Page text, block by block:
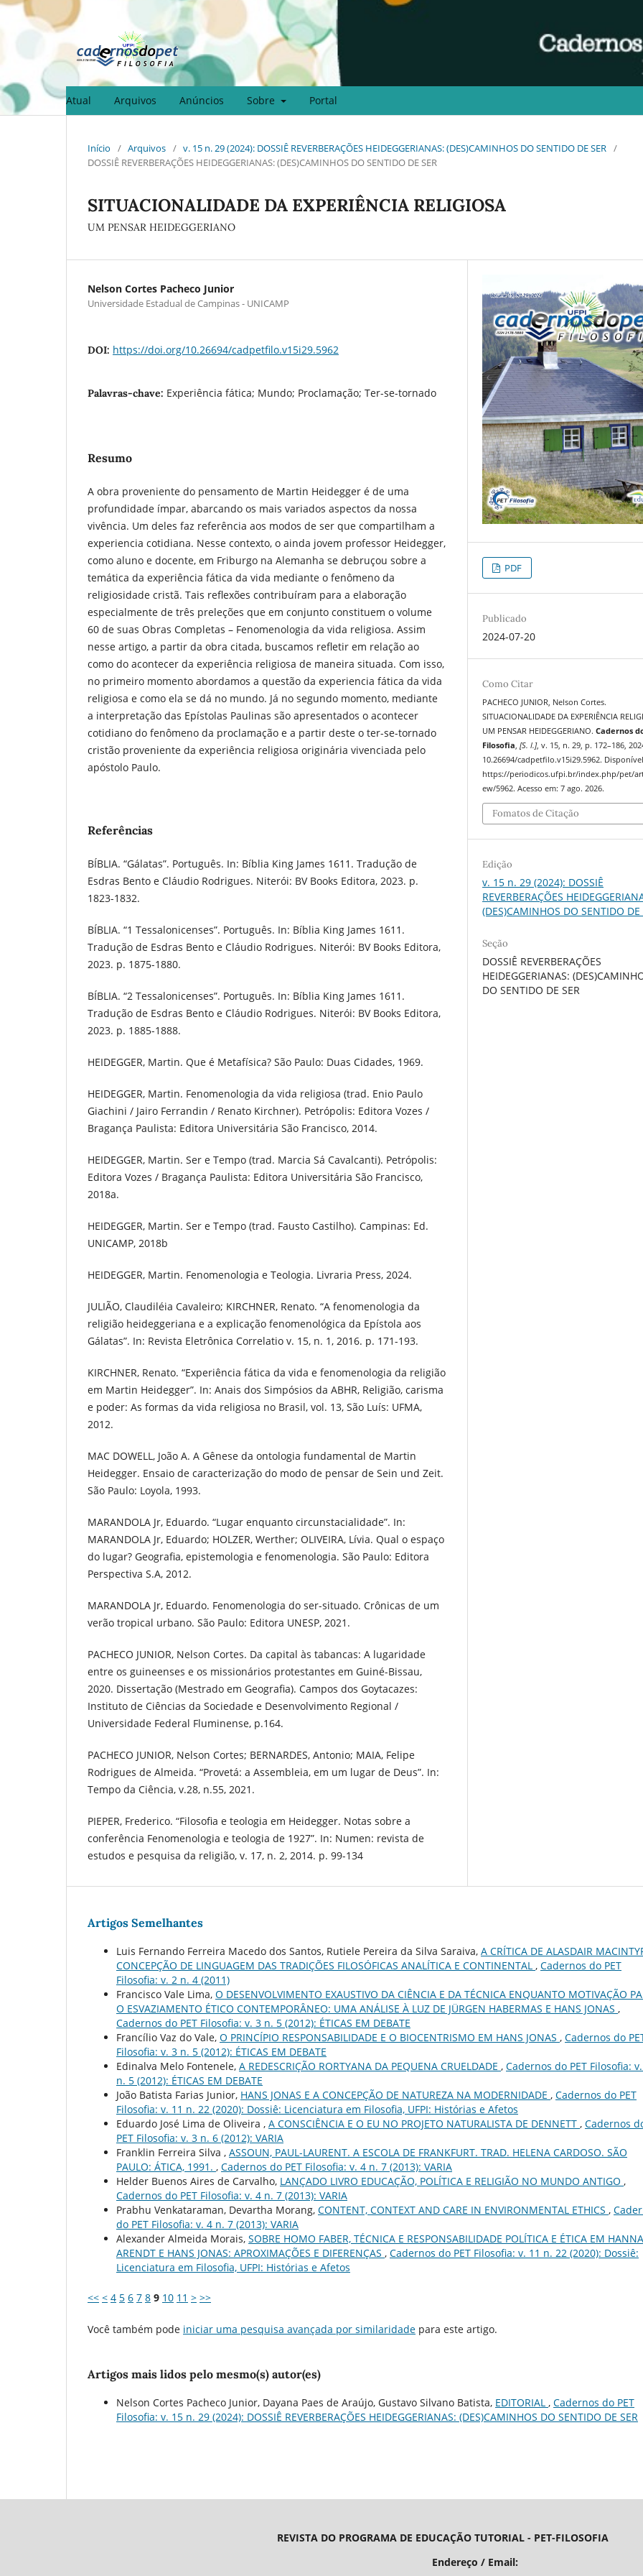
Atual Arquivos Anúncios Sobre Portal
Início / Arquivos / v. 15 n. 29 (2024): DOSSIÊ REVERBERAÇÕES HEIDEGGERIANAS: (DES)CAMINHOS DO SENTIDO DE SER /
DOSSIÊ REVERBERAÇÕES HEIDEGGERIANAS: (DES)CAMINHOS DO SENTIDO DE SER
SITUACIONALIDADE DA EXPERIÊNCIA RELIGIOSA
UM PENSAR HEIDEGGERIANO
Nelson Cortes Pacheco Junior
Universidade Estadual de Campinas - UNICAMP
DOI: https://doi.org/10.26694/cadpetfilo.v15i29.5962
Palavras-chave: Experiência fática; Mundo; Proclamação; Ter-se-tornado
Resumo
A obra proveniente do pensamento de Martin Heidegger é de uma
profundidade ímpar, abarcando os mais variados aspectos da nossa
vivência. Um deles faz referência aos modos de ser que compartilham a
experiencia cotidiana. Nesse contexto, o ainda jovem professor Heidegger,
como aluno e docente, em Friburgo na Alemanha se debruçou sobre a
temática da experiência fática da vida mediante o fenômeno da
religiosidade cristã. Tais reflexões contribuíram para a elaboração
especialmente de três preleções que em conjunto constituem o volume
60 de suas Obras Completas – Fenomenologia da vida religiosa. Assim
nesse artigo, a partir da obra citada, buscamos refletir em relação ao
como do acontecer da experiência religiosa de maneira situada. Com isso,
no primeiro momento abordamos a questão da experiencia fática da vida
religiosa e como ela se dá no mundo. Já no segundo momento, mediante
a interpretação das Epístolas Paulinas são apresentados o acontecer
cotidiano do fenômeno da proclamação e a partir deste o ter-se-tornado
cristão proveniente da experiência religiosa originária vivenciada pelo
apóstolo Paulo.
Referências
BÍBLIA. “Gálatas”. Português. In: Bíblia King James 1611. Tradução de
Esdras Bento e Cláudio Rodrigues. Niterói: BV Books Editora, 2023. p.
1823-1832.
BÍBLIA. “1 Tessalonicenses”. Português. In: Bíblia King James 1611.
Tradução de Esdras Bento e Cláudio Rodrigues. Niterói: BV Books Editora,
2023. p. 1875-1880.
BÍBLIA. “2 Tessalonicenses”. Português. In: Bíblia King James 1611.
Tradução de Esdras Bento e Cláudio Rodrigues. Niterói: BV Books Editora,
2023. p. 1885-1888.
HEIDEGGER, Martin. Que é Metafísica? São Paulo: Duas Cidades, 1969.
HEIDEGGER, Martin. Fenomenologia da vida religiosa (trad. Enio Paulo
Giachini / Jairo Ferrandin / Renato Kirchner). Petrópolis: Editora Vozes /
Bragança Paulista: Editora Universitária São Francisco, 2014.
HEIDEGGER, Martin. Ser e Tempo (trad. Marcia Sá Cavalcanti). Petrópolis:
Editora Vozes / Bragança Paulista: Editora Universitária São Francisco,
2018a.
HEIDEGGER, Martin. Ser e Tempo (trad. Fausto Castilho). Campinas: Ed.
UNICAMP, 2018b
HEIDEGGER, Martin. Fenomenologia e Teologia. Livraria Press, 2024.
JULIÃO, Claudiléia Cavaleiro; KIRCHNER, Renato. “A fenomenologia da
religião heideggeriana e a explicação fenomenológica da Epístola aos
Gálatas”. In: Revista Eletrônica Correlatio v. 15, n. 1, 2016. p. 171-193.
KIRCHNER, Renato. “Experiência fática da vida e fenomenologia da religião
em Martin Heidegger”. In: Anais dos Simpósios da ABHR, Religião, carisma
e poder: As formas da vida religiosa no Brasil, vol. 13, São Luís: UFMA,
2012.
MAC DOWELL, João A. A Gênese da ontologia fundamental de Martin
Heidegger. Ensaio de caracterização do modo de pensar de Sein und Zeit.
São Paulo: Loyola, 1993.
MARANDOLA Jr, Eduardo. “Lugar enquanto circunstacialidade”. In:
MARANDOLA Jr, Eduardo; HOLZER, Werther; OLIVEIRA, Lívia. Qual o espaço
do lugar? Geografia, epistemologia e fenomenologia. São Paulo: Editora
Perspectiva S.A, 2012.
MARANDOLA Jr, Eduardo. Fenomenologia do ser-situado. Crônicas de um
verão tropical urbano. São Paulo: Editora UNESP, 2021.
PACHECO JUNIOR, Nelson Cortes. Da capital às tabancas: A lugaridade
entre os guineenses e os missionários protestantes em Guiné-Bissau,
2020. Dissertação (Mestrado em Geografia). Campos dos Goytacazes:
Instituto de Ciências da Sociedade e Desenvolvimento Regional /
Universidade Federal Fluminense, p.164.
PACHECO JUNIOR, Nelson Cortes; BERNARDES, Antonio; MAIA, Felipe
Rodrigues de Almeida. “Provetá: a Assembleia, em um lugar de Deus”. In:
Tempo da Ciência, v.28, n.55, 2021.
PIEPER, Frederico. “Filosofia e teologia em Heidegger. Notas sobre a
conferência Fenomenologia e teologia de 1927”. In: Numen: revista de
estudos e pesquisa da religião, v. 17, n. 2, 2014. p. 99-134
PDF
Publicado
2024-07-20
Como Citar
PACHECO JUNIOR, Nelson Cortes.
SITUACIONALIDADE DA EXPERIÊNCIA
UM PENSAR HEIDEGGERIANO.Cadernos
Filosofia ,[S. l.], v. 15, n. 29, p. 172–186,
10.26694/cadpetfilo.v15i29.5962.
https://periodicos.ufpi.br/index.php/pet/
ew/5962. Acesso em: 7 ago. 2026.
Fomatos de Citação
Edição
v. 15 n. 29 (2024): DOSSIÊ
REVERBERAÇÕES
(DES)CAMINHOS DO SENTIDO DE
Seção
DOSSIÊ REVERBERAÇÕES
HEIDEGGERIANAS:
DO SENTIDO DE SER
Artigos Semelhantes
Luis Fernando Ferreira Macedo dos Santos, Rutiele Pereira da Silva Saraiva, A CRÍTICA DE ALASDAIR
CONCEPÇÃO DE LINGUAGEM DAS TRADIÇÕES FILOSÓFICAS ANALÍTICA E CONTINENTAL , Cadernos do PET
Filosofia: v. 2 n. 4 (2011)
Francisco Vale Lima, O DESENVOLVIMENTO EXAUSTIVO DA CIÊNCIA E DA TÉCNICA ENQUANTO MOTIVAÇÃO
O ESVAZIAMENTO ÉTICO CONTEMPORÂNEO: UMA ANÁLISE À LUZ DE JÜRGEN HABERMAS E HANS JONAS ,
Cadernos do PET Filosofia: v. 3 n. 5 (2012): ÉTICAS EM DEBATE
Francílio Vaz do Vale, O PRINCÍPIO RESPONSABILIDADE E O BIOCENTRISMO EM HANS JONAS , Cadernos do
Filosofia: v. 3 n. 5 (2012): ÉTICAS EM DEBATE
Edinalva Melo Fontenele, A REDESCRIÇÃO RORTYANA DA PEQUENA CRUELDADE , Cadernos do PET Filosofia:
n. 5 (2012): ÉTICAS EM DEBATE
João Batista Farias Junior, HANS JONAS E A CONCEPÇÃO DE NATUREZA NA MODERNIDADE , Cadernos do PET
Filosofia: v. 11 n. 22 (2020): Dossiê: Licenciatura em Filosofia, UFPI: Histórias e Afetos
Eduardo José Lima de Oliveira , A CONSCIÊNCIA E O EU NO PROJETO NATURALISTA DE DENNETT , Cadernos
PET Filosofia: v. 3 n. 6 (2012): VARIA
Franklin Ferreira Silva , ASSOUN, PAUL-LAURENT. A ESCOLA DE FRANKFURT. TRAD. HELENA CARDOSO. SÃO
PAULO: ÁTICA, 1991. , Cadernos do PET Filosofia: v. 4 n. 7 (2013): VARIA
Helder Buenos Aires de Carvalho, LANÇADO LIVRO EDUCAÇÃO, POLÍTICA E RELIGIÃO NO MUNDO ANTIGO ,
Cadernos do PET Filosofia: v. 4 n. 7 (2013): VARIA
Prabhu Venkataraman, Devartha Morang, CONTENT, CONTEXT AND CARE IN ENVIRONMENTAL ETHICS ,
do PET Filosofia: v. 4 n. 7 (2013): VARIA
Alexander Almeida Morais, SOBRE HOMO FABER, TÉCNICA E RESPONSABILIDADE POLÍTICA E ÉTICA EM
ARENDT E HANS JONAS: APROXIMAÇÕES E DIFERENÇAS , Cadernos do PET Filosofia: v. 11 n. 22 (2020): Dossiê:
Licenciatura em Filosofia, UFPI: Histórias e Afetos
<< < 4 5 6 7 8 9 10 11 > >>
Você também pode iniciar uma pesquisa avançada por similaridade para este artigo.
Artigos mais lidos pelo mesmo(s) autor(es)
Nelson Cortes Pacheco Junior, Dayana Paes de Araújo, Gustavo Silvano Batista, EDITORIAL , Cadernos do PET
Filosofia: v. 15 n. 29 (2024): DOSSIÊ REVERBERAÇÕES HEIDEGGERIANAS: (DES)CAMINHOS DO SENTIDO DE SER
REVISTA DO PROGRAMA DE EDUCAÇÃO TUTORIAL - PET-FILOSOFIA
Endereço / Email: